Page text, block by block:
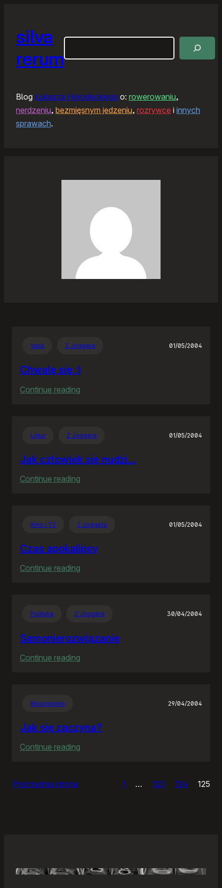
silva
rerum
Blog Łukasza Horodeckiego o: rowerowaniu,
nerdzeniu, bezmięsnym jedzeniu, rozrywce i innych
sprawach.
Varia Z Joggera 01/05/2004
Chwalę się :)
Continue reading
Linux Z Joggera 01/05/2004
Jak człowiek się nudzi…
Continue reading
nudzi…
Kino i TV Z Joggera 01/05/2004
Czas apokalipsy
Continue reading
Polityka Z Joggera 30/04/2004
Samonierozwiązanie
Continue reading
Blogowanie 29/04/2004
Jak się zaczyna?
Continue reading
Poprzednia strona 1 … 123 124 125